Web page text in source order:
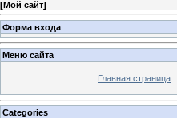
[Мой сайт]
Форма входа
Меню сайта
Главная страница
Categories